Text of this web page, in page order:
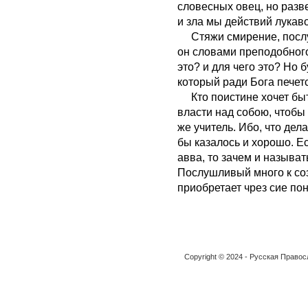
словесных овец, но
и зла мы действий
Стяжи смирение,
он словами
это? и для чего это? Но
который ради Бога
Кто поистине хочет
власти над собою, чтобы
же учитель. Ибо, что
бы казалось и хорошо.
авва, то зачем и
Послушливый много к
приобретает чрез сие
Copyright © 2024 - Русская